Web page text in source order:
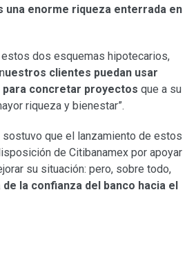
una enorme riqueza enterrada en
estos dos esquemas hipotecarios,
uestros clientes puedan usar
concretar proyectos que a su
riqueza y bienestar”.
sostuvo que el lanzamiento de estos
de Citibanamex por apoyar
su situación: pero, sobre todo,
la confianza del banco hacia el